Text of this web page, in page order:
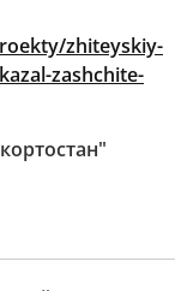
zhiteyskiy-
zashchite-